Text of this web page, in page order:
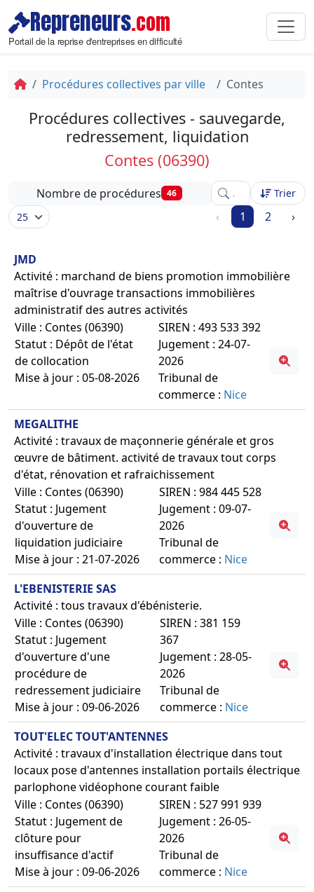
Repreneurs.com
Portail de la reprise d'entreprises en difficulté
Procédures collectives par ville Contes
Procédures collectives - sauvegarde,
redressement, liquidation
Contes (06390)
Nombre de procédures 46 Affinez votreTrier
‹ 1 2 ›
JMD
Activité : marchand de biens promotion immobilière
maîtrise d'ouvrage transactions immobilières
administratif des autres activités
Ville : Contes (06390)
Statut : Dépôt de l'état
de collocation
Mise à jour : 05-08-2026
SIREN : 493 533 392
Jugement : 24-07-
2026
Tribunal de
commerce : Nice
MEGALITHE
Activité : travaux de maçonnerie générale et gros
œuvre de bâtiment. activité de travaux tout corps
d'état, rénovation et rafraichissement
Ville : Contes (06390)
Statut : Jugement
d'ouverture de
liquidation judiciaire
Mise à jour : 21-07-2026
SIREN : 984 445 528
Jugement : 09-07-
2026
Tribunal de
commerce : Nice
L'EBENISTERIE SAS
Activité : tous travaux d'ébénisterie.
Ville : Contes (06390)
Statut : Jugement
d'ouverture d'une
procédure de
redressement judiciaire
Mise à jour : 09-06-2026
SIREN : 381 159
367
Jugement : 28-05-
2026
Tribunal de
commerce : Nice
TOUT'ELEC TOUT'ANTENNES
Activité : travaux d'installation électrique dans tout
locaux pose d'antennes installation portails électrique
parlophone vidéophone courant faible
Ville : Contes (06390)
Statut : Jugement de
clôture pour
insuffisance d'actif
Mise à jour : 09-06-2026
SIREN : 527 991 939
Jugement : 26-05-
2026
Tribunal de
commerce : Nice